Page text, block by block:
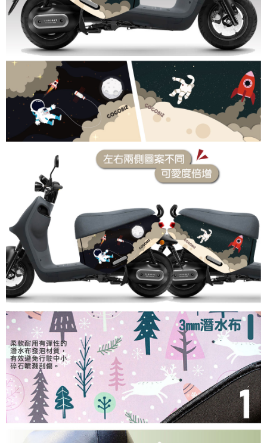
權轉讓予恩沛科技股份有限公司。
２．關於個人資料處理事宜，請瀏覽以下網址：
https://aftee.tw/terms/#terms3
３．未成年的使用者請事先徵得法定代理人或監護人之同意方可使用
「AFTEE先享後付」，若未經同意申辦者引起之損失，本公司不負相關責
４．使用「AFTEE先享後付」時，將依據個別帳號之用戶狀況，依本公司即
時審查核予不同之上限額度；若仍有額度不足之情形，本公司將視審查結果
請求用戶進行身份認證。
５．嚴禁一人註冊多個帳號或使用他人資訊註冊。若發現惡意使用之情形，
恩沛科技股份有限公司將有權停止該用戶之使用額度並採取法律行動。